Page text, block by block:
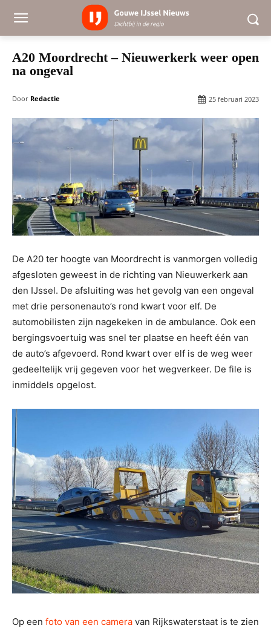
A20 Moordrecht – Nieuwerkerk weer open
na ongeval
Door Redactie 25 februari 2023
De A20 ter hoogte van Moordrecht is vanmorgen volledig
afgesloten geweest in de richting van Nieuwerkerk aan
den IJssel. De afsluiting was het gevolg van een ongeval
met drie personenauto’s rond kwart voor elf. De
automobilisten zijn nagekeken in de ambulance. Ook een
bergingsvoertuig was snel ter plaatse en heeft één van
de auto’s afgevoerd. Rond kwart over elf is de weg weer
gedeeltelijk vrij gegeven voor het wegverkeer. De file is
inmiddels opgelost.
Op een foto van een camera van Rijkswaterstaat is te zien